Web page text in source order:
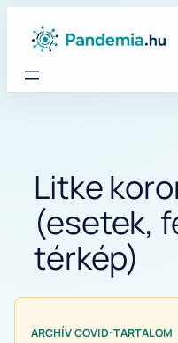
Litke
(esetek,
térkép)
ARCHÍV COVID-TARTALOM